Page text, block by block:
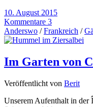
10. August 2015
Kommentare 3
Anderswo /Frankreich /
Im Garten von
Veröffentlicht von Berit
Unserem Aufenthalt in der